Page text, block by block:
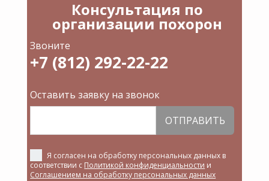
Консультация по
организации похорон
Звоните
+7 (812) 292-22-22
Оставить заявку на звонок
ОТПРАВИТЬ
Я согласен на обработку персональных данных в
соответствии с Политикой конфиденциальности и
Соглашением на обработку персональных данных